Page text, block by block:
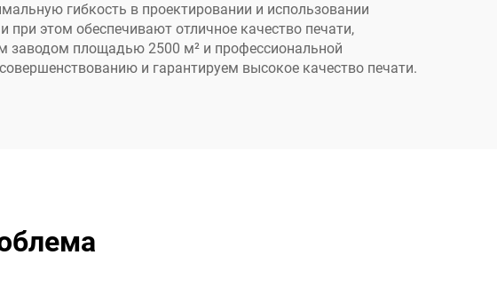
гибкость в проектировании и использовании
этом обеспечивают отличное качество печати,
заводом площадью 2500 м² и профессиональной
и гарантируем высокое качество печати.